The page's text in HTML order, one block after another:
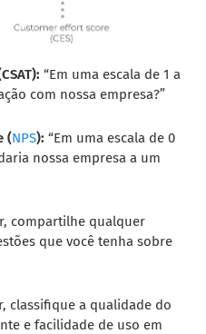
“Em uma escala de 1 a
com nossa empresa?”
(NPS): “Em uma escala de 0
nossa empresa a um
compartilhe qualquer
que você tenha sobre
classifique a qualidade do
e facilidade de uso em